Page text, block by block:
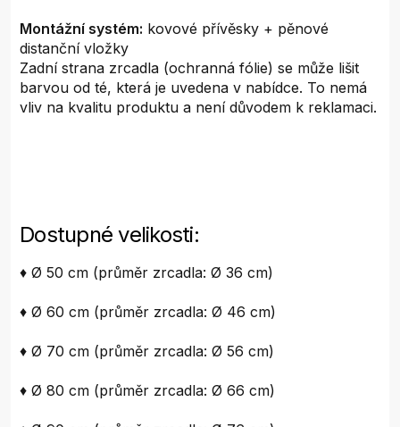
Montážní systém: kovové přívěsky + pěnové
distanční vložky
Zadní strana zrcadla (ochranná fólie) se může lišit
barvou od té, která je uvedena v nabídce. To nemá
vliv na kvalitu produktu a není důvodem k reklamaci.
Dostupné velikosti:
♦ Ø 50 cm (průměr zrcadla: Ø 36 cm)
♦ Ø 60 cm (průměr zrcadla: Ø 46 cm)
♦ Ø 70 cm (průměr zrcadla: Ø 56 cm)
♦ Ø 80 cm (průměr zrcadla: Ø 66 cm)